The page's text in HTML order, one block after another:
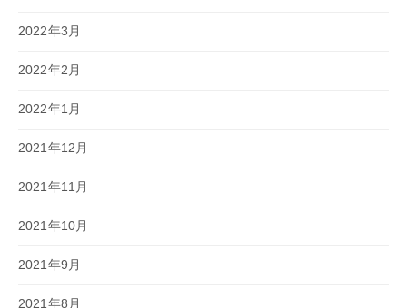
2022年3月
2022年2月
2022年1月
2021年12月
2021年11月
2021年10月
2021年9月
2021年8月